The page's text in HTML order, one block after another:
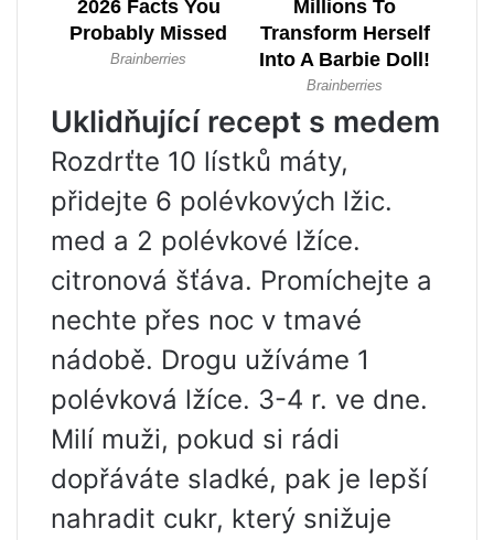
Uklidňující recept s medem
Rozdrťte 10 lístků máty,
přidejte 6 polévkových lžic.
med a 2 polévkové lžíce.
citronová šťáva. Promíchejte a
nechte přes noc v tmavé
nádobě. Drogu užíváme 1
polévková lžíce. 3-4 r. ve dne.
Milí muži, pokud si rádi
dopřáváte sladké, pak je lepší
nahradit cukr, který snižuje